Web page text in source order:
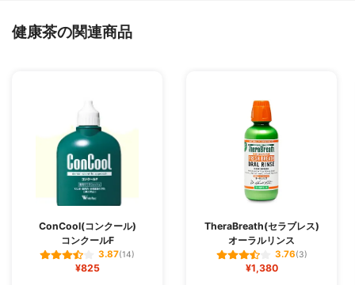
健康茶の関連商品
ConCool(コンクール)
コンクールF
3.87(14)
¥825
TheraBreath(セラブレス)
オーラルリンス
3.76(3)
¥1,380